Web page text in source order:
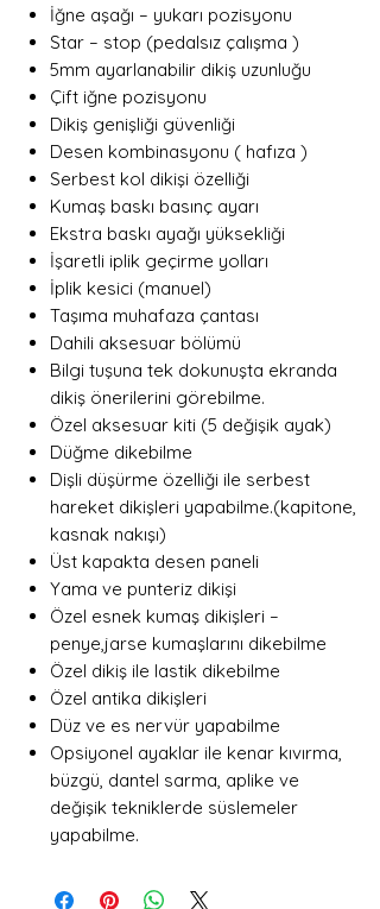
İğne aşağı – yukarı pozisyonu
Star – stop (pedalsız çalışma )
5mm ayarlanabilir dikiş uzunluğu
Çift iğne pozisyonu
Dikiş genişliği güvenliği
Desen kombinasyonu ( hafıza )
Serbest kol dikişi özelliği
Kumaş baskı basınç ayarı
Ekstra baskı ayağı yüksekliği
İşaretli iplik geçirme yolları
İplik kesici (manuel)
Taşıma muhafaza çantası
Dahili aksesuar bölümü
Bilgi tuşuna tek dokunuşta ekranda
dikiş önerilerini görebilme.
Özel aksesuar kiti (5 değişik ayak)
Düğme dikebilme
Dişli düşürme özelliği ile serbest
hareket dikişleri yapabilme.(kapitone,
kasnak nakışı)
Üst kapakta desen paneli
Yama ve punteriz dikişi
Özel esnek kumaş dikişleri –
penye,jarse kumaşlarını dikebilme
Özel dikiş ile lastik dikebilme
Özel antika dikişleri
Düz ve es nervür yapabilme
Opsiyonel ayaklar ile kenar kıvırma,
büzgü, dantel sarma, aplike ve
değişik tekniklerde süslemeler
yapabilme.